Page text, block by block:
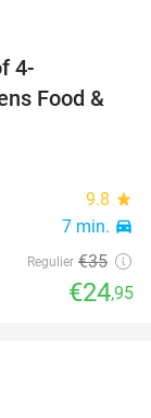
4-
Food &
9.8 star
7 min. directions_car
Regulier €35
€24,95